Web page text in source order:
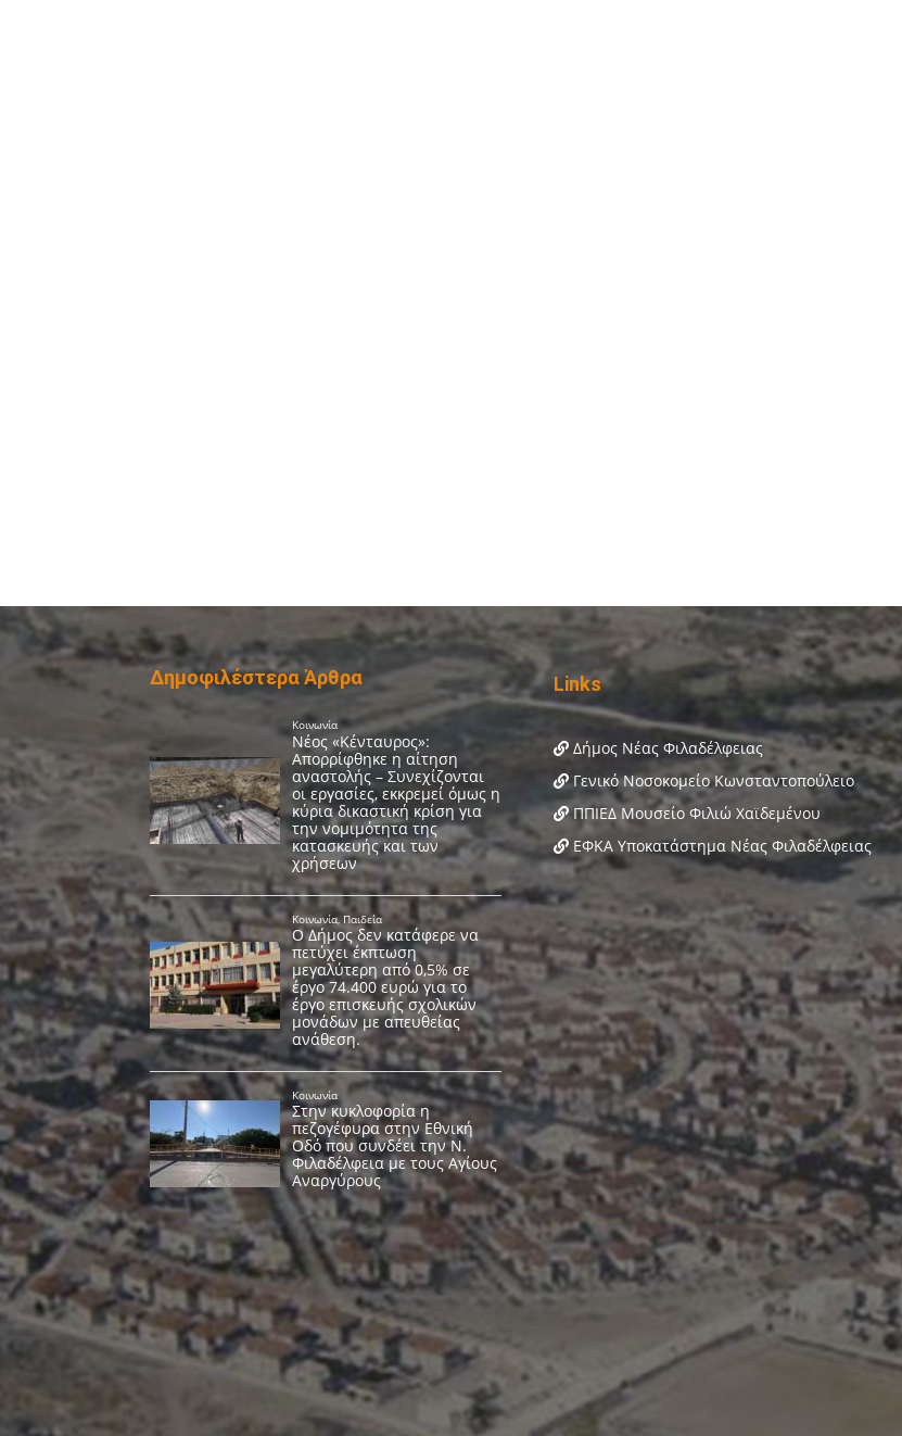
Δημοφιλέστερα Άρθρα Links
Δήμος Νέας Φιλαδέλφειας
Γενικό Νοσοκομείο Κωνσταντοπούλειο
ΠΠΙΕΔ Μουσείο Φιλιώ Χαϊδεμένου
ΕΦΚΑ Υποκατάστημα Νέας Φιλαδέλφειας